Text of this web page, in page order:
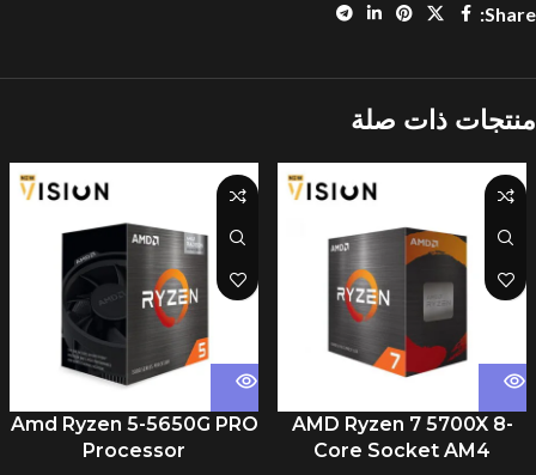
Share:
منتجات ذات صلة
AMD Ryzen 7 5700X 8-
Core Socket AM4
Amd Ryzen 5-5650G PRO
Processor